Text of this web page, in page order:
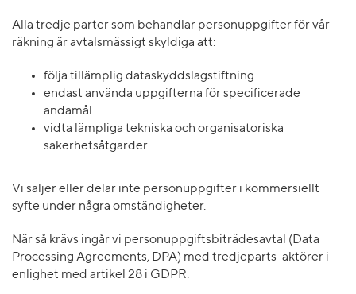
Alla tredje parter som behandlar personuppgifter för vår
räkning är avtalsmässigt skyldiga att:
följa tillämplig dataskyddslagstiftning
endast använda uppgifterna för specificerade
ändamål
vidta lämpliga tekniska och organisatoriska
säkerhetsåtgärder
Vi säljer eller delar inte personuppgifter i kommersiellt
syfte under några omständigheter.
När så krävs ingår vi personuppgiftsbiträdesavtal (Data
Processing Agreements, DPA) med tredjeparts-aktörer i
enlighet med artikel 28 i GDPR.